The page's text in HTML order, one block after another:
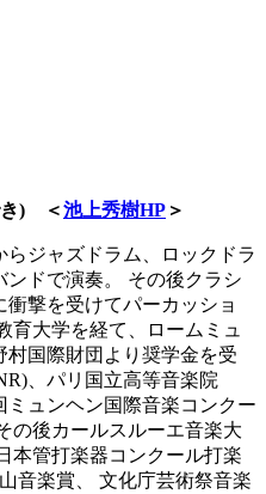
) ＜池上秀樹HP ＞
ジャズドラム、ロックドラ
ンドで演奏。 その後クラシ
撃を受けてパーカッショ
育大学を経て、ロームミュ
国際財団より奨学金を受
、パリ国立高等音楽院
ミュンヘン国際音楽コンクー
の後カールスルーエ音楽大
本管打楽器コンクール打楽
音楽賞、 文化庁芸術祭音楽